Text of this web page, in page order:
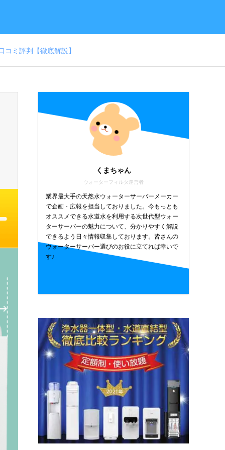
ミ評判【徹底解説】
くまちゃん
ウォーターフィルタ運営者
業界最大手の天然水ウォーターサーバーメーカー
で企画・広報を担当しておりました。今もっとも
オススメできる水道水を利用する次世代型ウォー
ターサーバーの魅力について、分かりやすく解説
できるよう日々情報収集しております。皆さんの
ウォーターサーバー選びのお役に立てれば幸いで
す♪